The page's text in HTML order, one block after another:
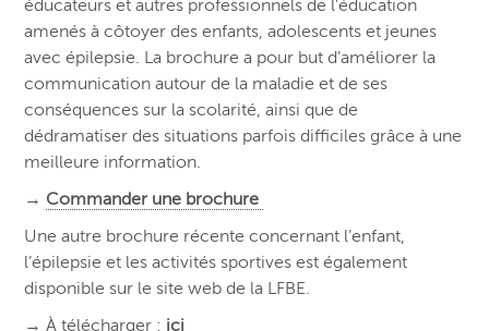
éducateurs et autres professionnels de l’éducation
amenés à côtoyer des enfants, adolescents et jeunes
avec épilepsie. La brochure a pour but d’améliorer la
communication autour de la maladie et de ses
conséquences sur la scolarité, ainsi que de
dédramatiser des situations parfois difficiles grâce à une
meilleure information.
→ Commander une brochure
Une autre brochure récente concernant l’enfant,
l’épilepsie et les activités sportives est également
disponible sur le site web de la LFBE.
→ À télécharger : ici